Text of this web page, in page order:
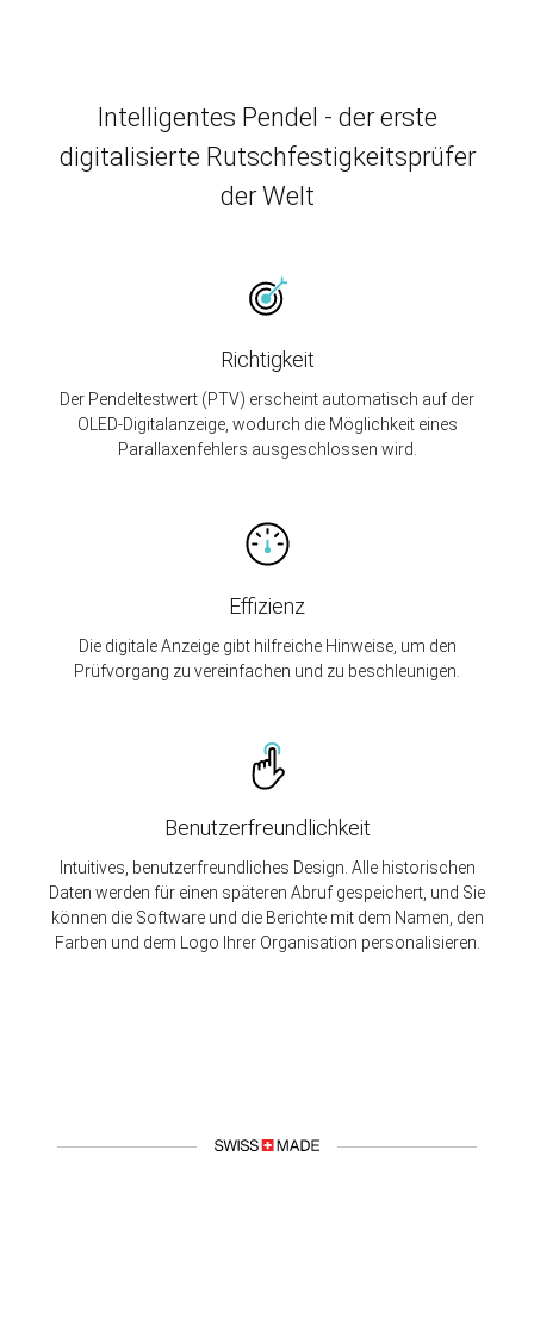
Intelligentes Pendel - der erste
digitalisierte Rutschfestigkeitsprüfer
der Welt
Richtigkeit
Der Pendeltestwert (PTV) erscheint automatisch auf der
OLED-Digitalanzeige, wodurch die Möglichkeit eines
Parallaxenfehlers ausgeschlossen wird.
Effizienz
Die digitale Anzeige gibt hilfreiche Hinweise, um den
Prüfvorgang zu vereinfachen und zu beschleunigen.
Benutzerfreundlichkeit
Intuitives, benutzerfreundliches Design. Alle historischen
Daten werden für einen späteren Abruf gespeichert, und Sie
können die Software und die Berichte mit dem Namen, den
Farben und dem Logo Ihrer Organisation personalisieren.